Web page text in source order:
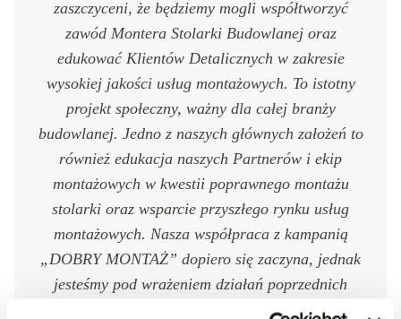
zaszczyceni, że będziemy mogli współtworzyć
zawód Montera Stolarki Budowlanej oraz
edukować Klientów Detalicznych w zakresie
wysokiej jakości usług montażowych. To istotny
projekt społeczny, ważny dla całej branży
budowlanej. Jedno z naszych głównych założeń to
również edukacja naszych Partnerów i ekip
montażowych w kwestii poprawnego montażu
stolarki oraz wsparcie przyszłego rynku usług
montażowych. Nasza współpraca z kampanią
„DOBRY MONTAŻ” dopiero się zaczyna, jednak
jesteśmy pod wrażeniem działań poprzednich
edycji i wierzymy, że projekt przyniesie ogromne